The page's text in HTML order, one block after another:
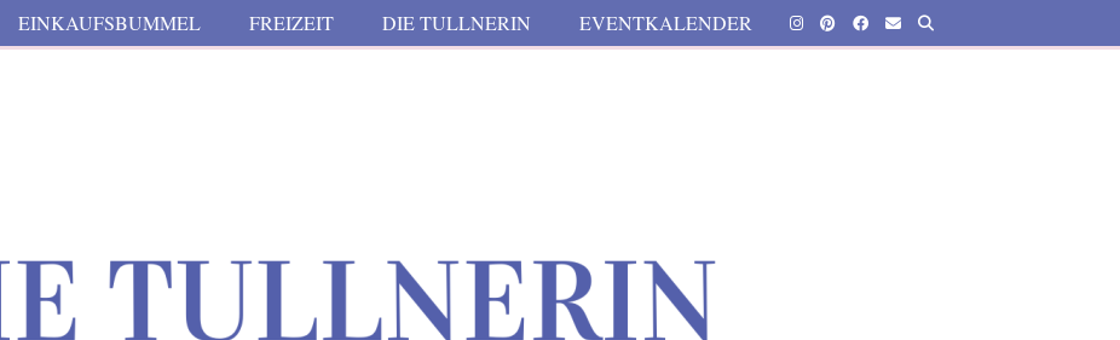
EINKAUFSBUMMEL FREIZEIT DIE TULLNERIN EVENTKALENDER